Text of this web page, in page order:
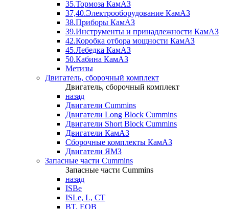
35.Тормоза КамАЗ
37,40.Электрооборудование КамАЗ
38.Приборы КамАЗ
39.Инструменты и принадлежности КамАЗ
42.Коробка отбора мощности КамАЗ
45.Лебедка КамАЗ
50.Кабина КамАЗ
Метизы
Двигатель, сборочный комплект
Двигатель, сборочный комплект
назад
Двигатели Cummins
Двигатели Long Bloсk Cummins
Двигатели Short Bloсk Cummins
Двигатели КамАЗ
Сборочные комплекты КамАЗ
Двигатели ЯМЗ
Запасные части Cummins
Запасные части Cummins
назад
ISBe
ISLe, L, CT
BT, EQB